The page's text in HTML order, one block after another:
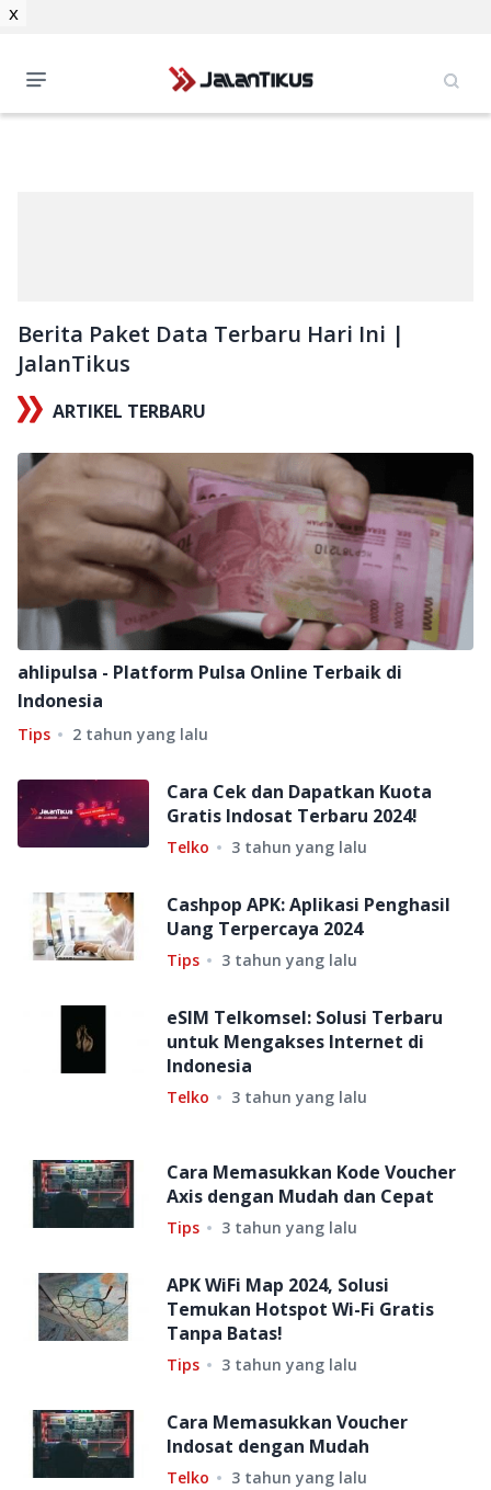
Berita Paket Data Terbaru Hari Ini |
JalanTikus
ARTIKEL TERBARU
ahlipulsa - Platform Pulsa Online Terbaik di
Indonesia
Tips 2 tahun yang lalu
Cara Cek dan Dapatkan Kuota
Gratis Indosat Terbaru 2024!
Telko 3 tahun yang lalu
Cashpop APK: Aplikasi Penghasil
Uang Terpercaya 2024
Tips 3 tahun yang lalu
eSIM Telkomsel: Solusi Terbaru
untuk Mengakses Internet di
Indonesia
Telko 3 tahun yang lalu
Cara Memasukkan Kode Voucher
Axis dengan Mudah dan Cepat
Tips 3 tahun yang lalu
APK WiFi Map 2024, Solusi
Temukan Hotspot Wi-Fi Gratis
Tanpa Batas!
Tips 3 tahun yang lalu
Cara Memasukkan Voucher
Indosat dengan Mudah
Telko 3 tahun yang lalu
x